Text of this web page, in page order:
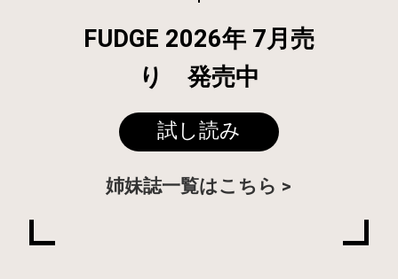
FUDGE 2026年 7月売
り 発売中
試し読み
姉妹誌一覧はこちら